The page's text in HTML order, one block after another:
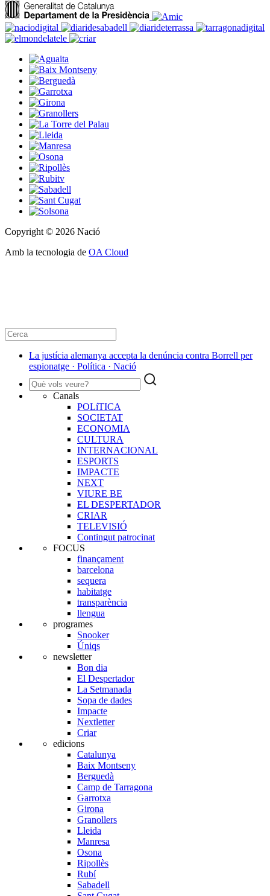
Copyright © 2026 Nació
Amb la tecnologia de OA Cloud
La justícia alemanya accepta la denúncia contra Borrell per
espionatge · Política · Nació
Canals
POLíTICA
SOCIETAT
ECONOMIA
CULTURA
INTERNACIONAL
ESPORTS
IMPACTE
NEXT
VIURE BE
EL DESPERTADOR
CRIAR
TELEVISIÓ
Contingut patrocinat
FOCUS
finançament
barcelona
sequera
habitatge
transparència
llengua
programes
Snooker
Úniqs
newsletter
Bon dia
El Despertador
La Setmanada
Sopa de dades
Impacte
Nextletter
Criar
edicions
Catalunya
Baix Montseny
Berguedà
Camp de Tarragona
Garrotxa
Girona
Granollers
Lleida
Manresa
Osona
Ripollès
Rubí
Sabadell